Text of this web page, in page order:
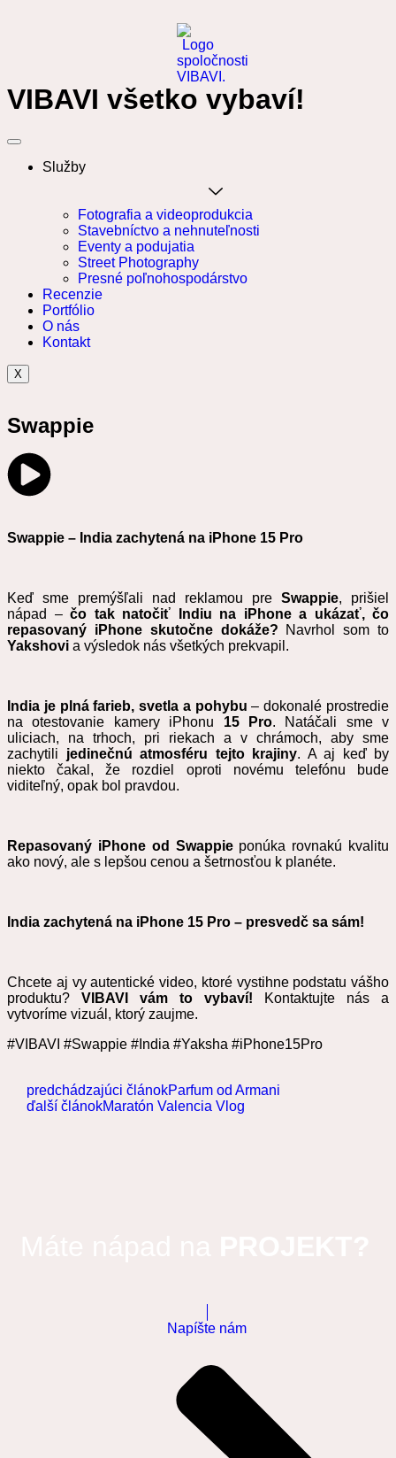
VIBAVI všetko vybaví!
Služby
Fotografia a videoprodukcia
Stavebníctvo a nehnuteľnosti
Eventy a podujatia
Street Photography
Presné poľnohospodárstvo
Recenzie
Portfólio
O nás
Kontakt
X
Swappie
Swappie – India zachytená na iPhone 15 Pro
Keď sme premýšľali nad reklamou pre Swappie, prišiel
nápad – čo tak natočiť Indiu na iPhone a ukázať, čo
repasovaný iPhone skutočne dokáže? Navrhol som to
Yakshovi a výsledok nás všetkých prekvapil.
India je plná farieb, svetla a pohybu – dokonalé prostredie
na otestovanie kamery iPhonu 15 Pro. Natáčali sme v
uliciach, na trhoch, pri riekach a v chrámoch, aby sme
zachytili jedinečnú atmosféru tejto krajiny. A aj keď by
niekto čakal, že rozdiel oproti novému telefónu bude
viditeľný, opak bol pravdou.
Repasovaný iPhone od Swappieponúka rovnakú kvalitu
ako nový, ale s lepšou cenou a šetrnosťou k planéte.
India zachytená na iPhone 15 Pro – presvedč sa sám!
Chcete aj vy autentické video, ktoré vystihne podstatu vášho
produktu? VIBAVI vám to vybaví! Kontaktujte nás a
vytvoríme vizuál, ktorý zaujme.
#VIBAVI #Swappie #India #Yaksha #iPhone15Pro
predchádzajúci článokParfum od Armani
ďalší článokMaratón Valencia Vlog
Napíšte nám